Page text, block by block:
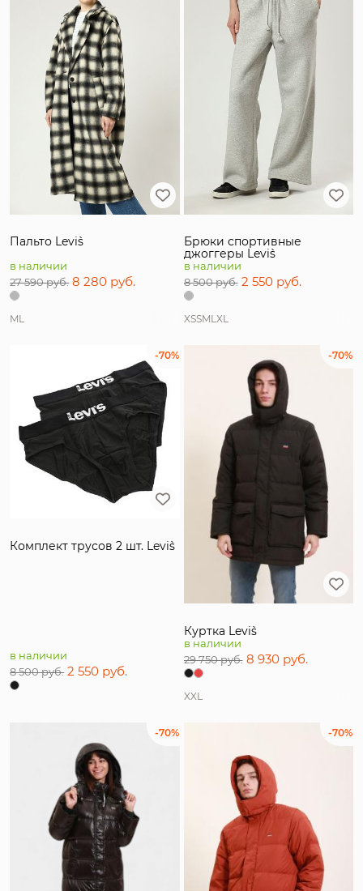
Пальто Levi`s
в наличии
27 590 руб. 8 280 руб.
ML
Брюки спортивные
джоггеры Levi`s
в наличии
8 500 руб. 2 550 руб.
XSSMLXL
-70%
Комплект трусов 2 шт. Levi`s
в наличии
8 500 руб. 2 550 руб.
-70%
Куртка Levi`s
в наличии
29 750 руб. 8 930 руб.
XXL
-70% -70%